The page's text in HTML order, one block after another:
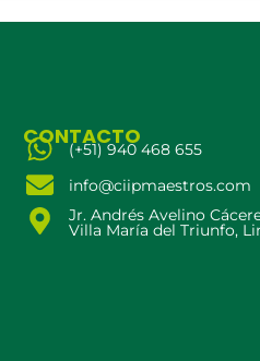
CONTACTO
(+51) 940 468 655
info@ciipmaestros.com
Jr. Andrés Avelino
Villa María del Triunfo,